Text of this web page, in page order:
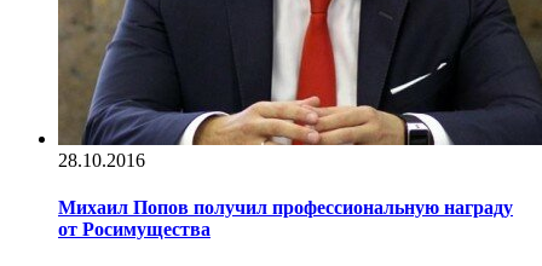
28.10.2016
Михаил Попов получил профессиональную награду
от Росимущества